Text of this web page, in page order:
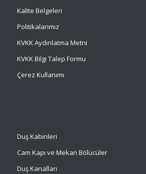
Kalite Belgeleri
Politikalarımız
KVKK Aydınlatma Metni
KVKK Bilgi Talep Formu
Çerez Kullanımı
Duş Kabinleri
Cam Kapı ve Mekan Bölücüler
Duş Kanalları